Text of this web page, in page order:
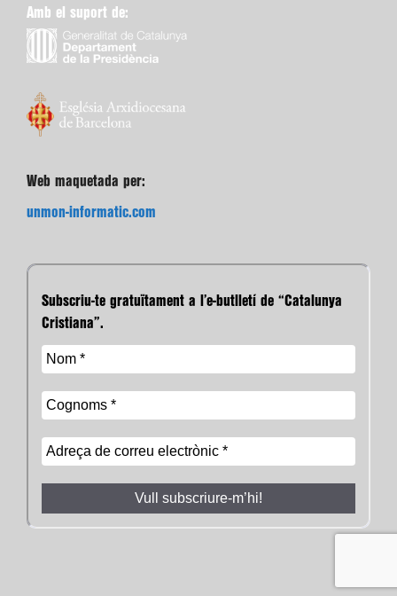
Amb el suport de:
Web maquetada per:
unmon-informatic.com
Subscriu-te gratuïtament a l’e-butlletí de “Catalunya
Cristiana”.